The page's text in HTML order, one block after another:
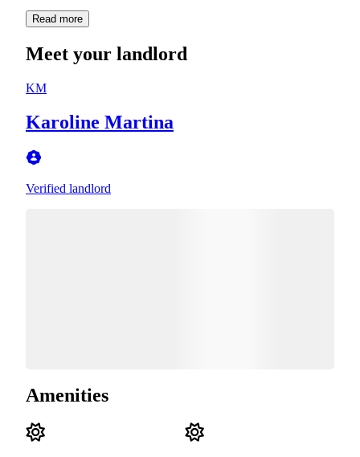
Read more
Meet your landlord
KM
Karoline Martina
Verified landlord
Amenities